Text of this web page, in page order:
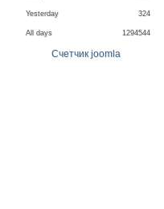
Yesterday
All days
324
1294544
Счетчик joomla